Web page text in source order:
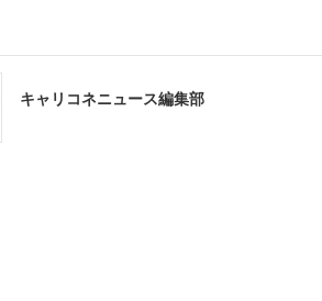
キャリコネニュース編集部